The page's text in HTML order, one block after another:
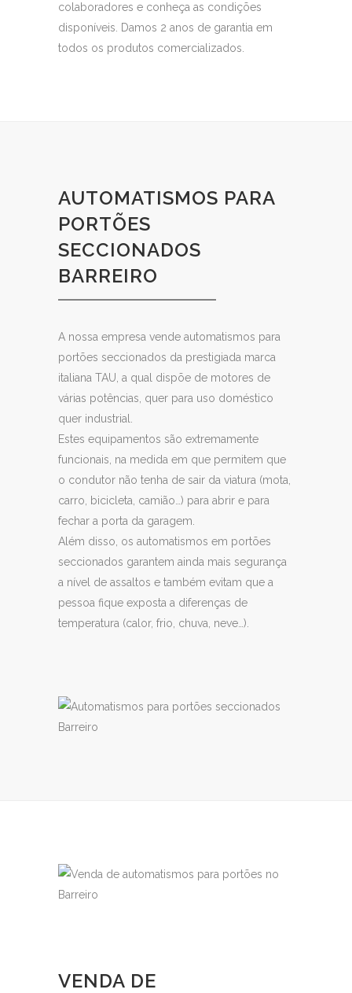
colaboradores e conheça as condições
disponíveis. Damos 2 anos de garantia em
todos os produtos comercializados.
AUTOMATISMOS PARA
PORTÕES
SECCIONADOS
BARREIRO
A nossa empresa vende automatismos para
portões seccionados da prestigiada marca
italiana TAU, a qual dispõe de motores de
várias potências, quer para uso doméstico
quer industrial.
Estes equipamentos são extremamente
funcionais, na medida em que permitem que
o condutor não tenha de sair da viatura (mota,
carro, bicicleta, camião…) para abrir e para
fechar a porta da garagem.
Além disso, os automatismos em portões
seccionados garantem ainda mais segurança
a nível de assaltos e também evitam que a
pessoa fique exposta a diferenças de
temperatura (calor, frio, chuva, neve…).
VENDA DE